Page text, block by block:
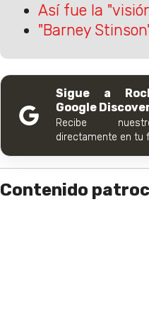
Así fue la
"Barney
Sigue a
Google
Recibe
directamente en tu
Contenido